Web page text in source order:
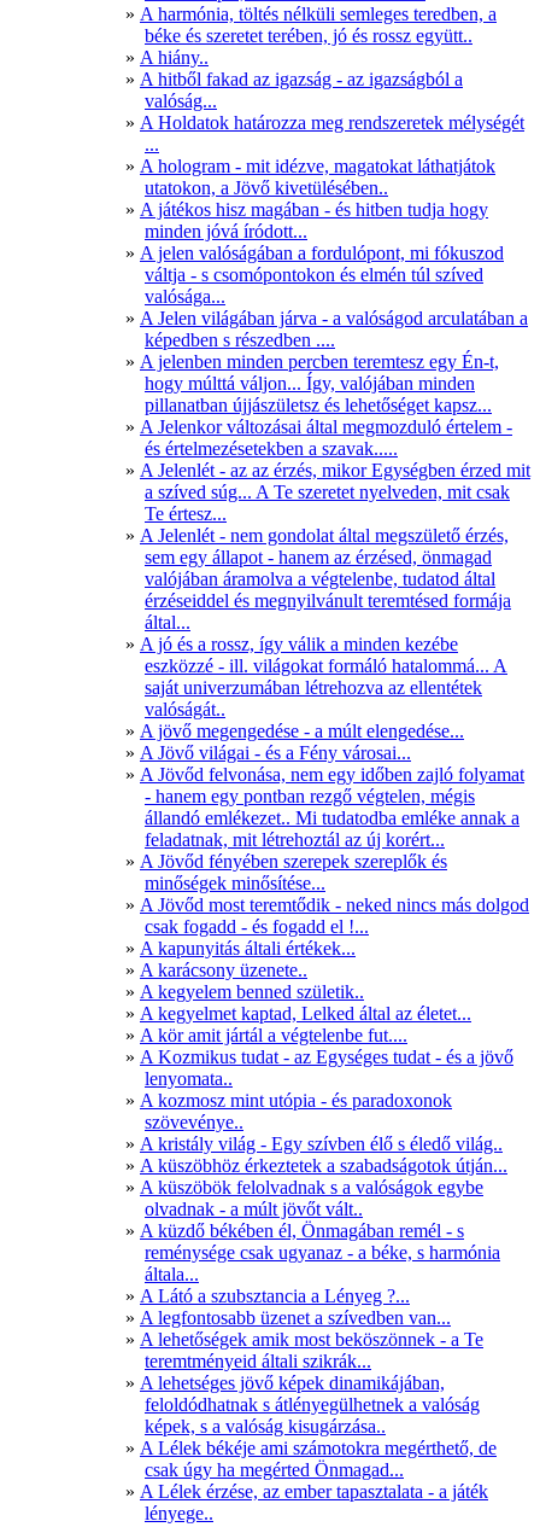
A harmónia, töltés nélküli semleges teredben, a
béke és szeretet terében, jó és rossz együtt..
A hiány..
A hitből fakad az igazság - az igazságból a
valóság...
A Holdatok határozza meg rendszeretek mélységét
...
A hologram - mit idézve, magatokat láthatjátok
utatokon, a Jövő kivetülésében..
A játékos hisz magában - és hitben tudja hogy
minden jóvá íródott...
A jelen valóságában a fordulópont, mi fókuszod
váltja - s csomópontokon és elmén túl szíved
valósága...
A Jelen világában járva - a valóságod arculatában a
képedben s részedben ....
A jelenben minden percben teremtesz egy Én-t,
hogy múlttá váljon... Így, valójában minden
pillanatban újjászületsz és lehetőséget kapsz...
A Jelenkor változásai által megmozduló értelem -
és értelmezésetekben a szavak.....
A Jelenlét - az az érzés, mikor Egységben érzed mit
a szíved súg... A Te szeretet nyelveden, mit csak
Te értesz...
A Jelenlét - nem gondolat által megszülető érzés,
sem egy állapot - hanem az érzésed, önmagad
valójában áramolva a végtelenbe, tudatod által
érzéseiddel és megnyilvánult teremtésed formája
által...
A jó és a rossz, így válik a minden kezébe
eszközzé - ill. világokat formáló hatalommá... A
saját univerzumában létrehozva az ellentétek
valóságát..
A jövő megengedése - a múlt elengedése...
A Jövő világai - és a Fény városai...
A Jövőd felvonása, nem egy időben zajló folyamat
- hanem egy pontban rezgő végtelen, mégis
állandó emlékezet.. Mi tudatodba emléke annak a
feladatnak, mit létrehoztál az új korért...
A Jövőd fényében szerepek szereplők és
minőségek minősítése...
A Jövőd most teremtődik - neked nincs más dolgod
csak fogadd - és fogadd el !...
A kapunyitás általi értékek...
A karácsony üzenete..
A kegyelem benned születik..
A kegyelmet kaptad, Lelked által az életet...
A kör amit jártál a végtelenbe fut....
A Kozmikus tudat - az Egységes tudat - és a jövő
lenyomata..
A kozmosz mint utópia - és paradoxonok
szövevénye..
A kristály világ - Egy szívben élő s éledő világ..
A küszöbhöz érkeztetek a szabadságotok útján...
A küszöbök felolvadnak s a valóságok egybe
olvadnak - a múlt jövőt vált..
A küzdő békében él, Önmagában remél - s
reménysége csak ugyanaz - a béke, s harmónia
általa...
A Látó a szubsztancia a Lényeg ?...
A legfontosabb üzenet a szívedben van...
A lehetőségek amik most beköszönnek - a Te
teremtményeid általi szikrák...
A lehetséges jövő képek dinamikájában,
feloldódhatnak s átlényegülhetnek a valóság
képek, s a valóság kisugárzása..
A Lélek békéje ami számotokra megérthető, de
csak úgy ha megérted Önmagad...
A Lélek érzése, az ember tapasztalata - a játék
lényege..